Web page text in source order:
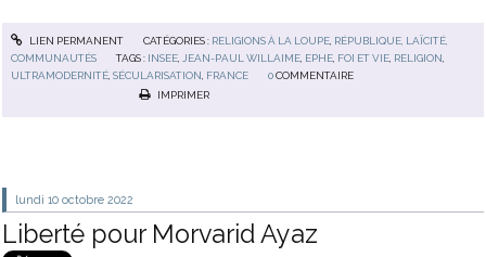
LIEN PERMANENT CATÉGORIES : RELIGIONS À LA LOUPE, RÉPUBLIQUE, LAÏCITÉ,
COMMUNAUTÉS
TAGS : INSEE JEAN-PAUL WILLAIME EPHE FOI ET VIE RELIGION
ULTRAMODERNITÉ ,SÉCULARISATION FRANCE 0 COMMENTAIRE
IMPRIMER
lundi 10 octobre 2022
Liberté pour Morvarid Ayaz